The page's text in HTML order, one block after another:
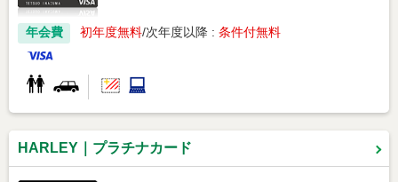
年会費 初年度無料 次年度以降 : 条件付無料
HARLEY｜プラチナカード